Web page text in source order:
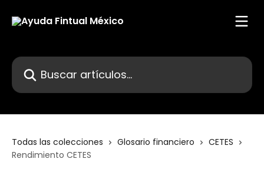
Buscar artículos...
Todas las colecciones Glosario financiero
CETES
Rendimiento CETES